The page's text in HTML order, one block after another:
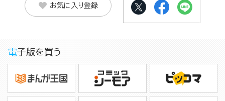
お気に入り登録
電子版を買う